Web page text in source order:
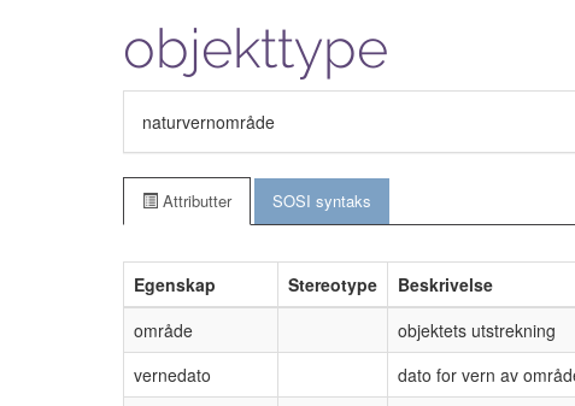
objekttype
naturvernområde
Attributter SOSI syntaks
Egenskap Stereotype Beskrivelse
område
objektets utstrekning
vernedato
dato for vern av